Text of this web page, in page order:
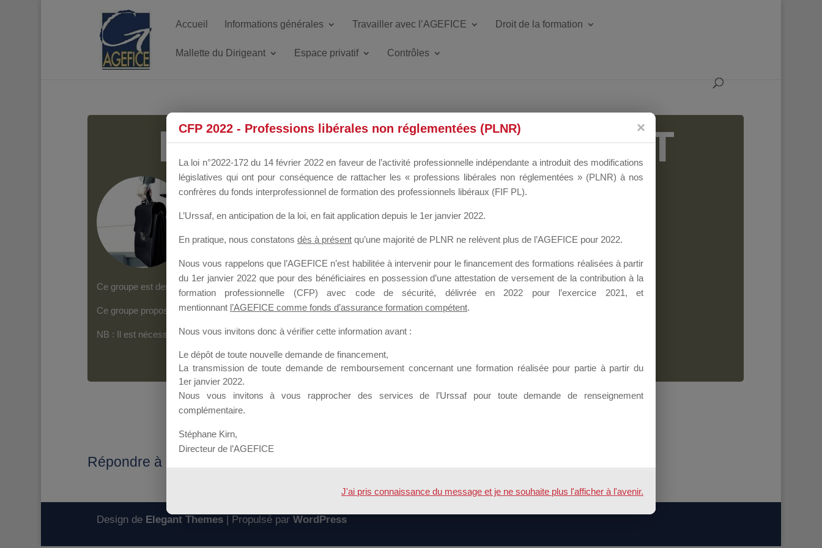
Accueil Informations générales Travailler avec l’AGEFICE Droit de la formation
Mallette du Dirigeant Espace privatif Contrôles
MALLETTE DU DIRIGEANT
Groupe Public il y a un mois
Ce groupe est destiné aux Organismes de Formation qui souhaitent répondre à l’Appel à Propositions Mallette du Dirigeant.
Ce groupe propose un forum dédié au support sur lequel il est possible de laisser un message ou poser une question.
NB : Il est nécessaire d’êtreinscrit(e)pour pouvoir rejoindre ce groupe
Répondre à : Lieu de la formation
Design de Elegant Themes| Propulsé par WordPress
CFP 2022 - Professions libérales non réglementées (PLNR)
La loi n°2022-172 du 14 février 2022 en faveur de l’activité professionnelle indépendante a introduit des modifications
législatives qui ont pour conséquence de rattacher les « professions libérales non réglementées » (PLNR) à nos
confrères du fonds interprofessionnel de formation des professionnels libéraux (FIF PL).
L’Urssaf, en anticipation de la loi, en fait application depuis le 1er janvier 2022.
En pratique, nous constatons dès à présent qu’une majorité de PLNR ne relèvent plus de l’AGEFICE pour 2022.
Nous vous rappelons que l’AGEFICE n’est habilitée à intervenir pour le financement des formations réalisées à partir
du 1er janvier 2022 que pour des bénéficiaires en possession d’une attestation de versement de la contribution à la
formation professionnelle (CFP) avec code de sécurité, délivrée en 2022 pour l’exercice 2021, et
mentionnant l’AGEFICE comme fonds d’assurance formation compétent.
Nous vous invitons donc à vérifier cette information avant :
Le dépôt de toute nouvelle demande de financement,
La transmission de toute demande de remboursement concernant une formation réalisée pour partie à partir du
1er janvier 2022.
Nous vous invitons à vous rapprocher des services de l’Urssaf pour toute demande de renseignement
complémentaire.
Stéphane Kirn,
Directeur de l’AGEFICE
J'ai pris connaissance du message et je ne souhaite plus l'afficher à l'avenir.